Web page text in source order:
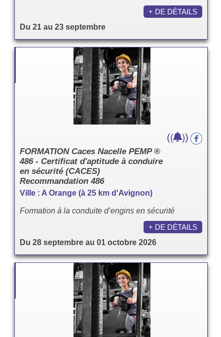
Du 21 au 23 septembre
+ DE DÉTAILS
FORMATION Caces Nacelle PEMP ®
486 - Certificat d'aptitude à conduire
en sécurité (CACES)
Recommandation 486
Ville : A Orange (à 25 km d'Avignon)
Formation à la conduite d’engins en sécurité
Du 28 septembre au 01 octobre 2026
(( ))
+ DE DÉTAILS